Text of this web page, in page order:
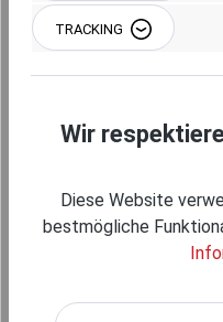
TRACKING
Wir
Diese Website
bestmögliche